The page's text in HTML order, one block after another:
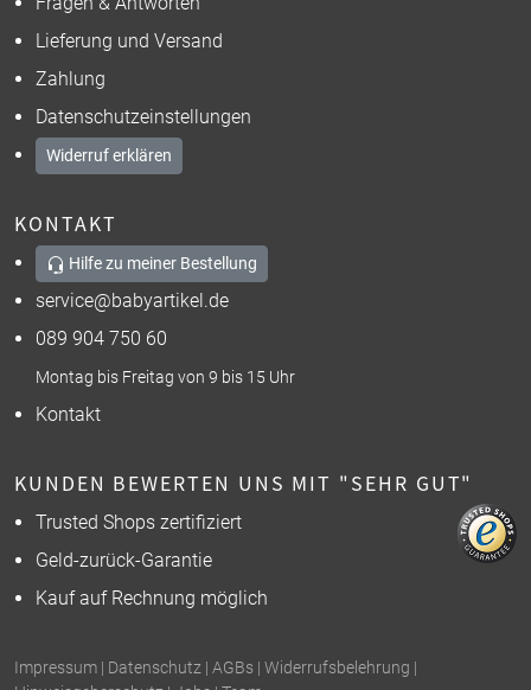
Lieferung und Versand
Zahlung
Datenschutzeinstellungen
Widerruf erklären
KONTAKT
Hilfe zu meiner Bestellung
service@babyartikel.de
089 904 750 60
Montag bis Freitag von 9 bis 15 Uhr
Kontakt
KUNDEN BEWERTEN UNS MIT "SEHR GUT"
Trusted Shops zertifiziert
Geld-zurück-Garantie
Kauf auf Rechnung möglich
Impressum | Datenschutz | AGBs | Widerrufsbelehrung |